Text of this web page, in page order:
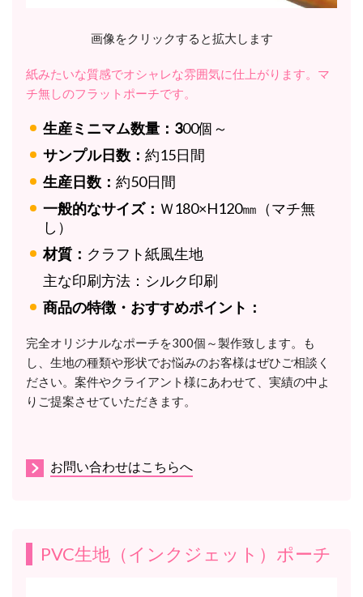
画像をクリックすると拡大します
紙みたいな質感でオシャレな雰囲気に仕上がります。マ
チ無しのフラットポーチです。
生産ミニマム数量：300個～
サンプル日数： 約15日間
生産日数： 約50日間
一般的なサイズ： Ｗ180×H120㎜（マチ無
し）
材質： クラフト紙風生地
主な印刷方法： シルク印刷
商品の特徴・おすすめポイント：
完全オリジナルなポーチを300個～製作致します。
も
し、生地の種類や形状でお悩みのお客様はぜひご相談く
ださい。案件やクライアント様にあわせて、実績の中よ
りご提案させていただきます。
お問い合わせはこちらへ
PVC生地（インクジェット）ポーチ